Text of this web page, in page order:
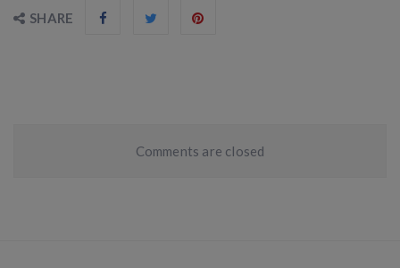
SHARE
Comments are closed